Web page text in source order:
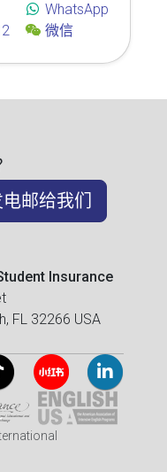
WhatsApp
微信
邮给我们
Insurance
FL 32266 USA